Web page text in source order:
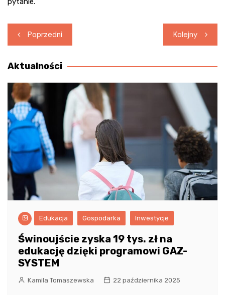
Nawigacja
wpisu
Poprzedni Kolejny
Aktualności
Edukacja Gospodarka Inwestycje
Świnoujście zyska 19 tys. zł na
edukację dzięki programowi GAZ-
SYSTEM
Kamila Tomaszewska 22 października 2025